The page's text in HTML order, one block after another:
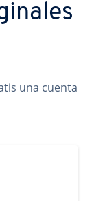
una cuenta